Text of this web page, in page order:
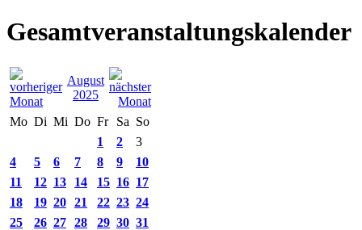
Gesamtveranstaltungskalender
August
2025
Mo Di Mi Do Fr Sa So
1
2
3
4
5 6 7 8 9
10
11
12 13 14 15 16 17
18
19 20 21 22 23 24
25
26 27 28 29 30 31